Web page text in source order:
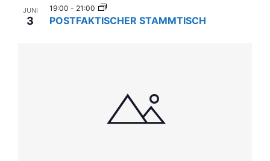
JUNI
3 POSTFAKTISCHER STAMMTISCH
19:00 - 21:00